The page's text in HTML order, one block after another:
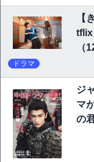
【
tflix
（
ドラマ
ジ
マ
の